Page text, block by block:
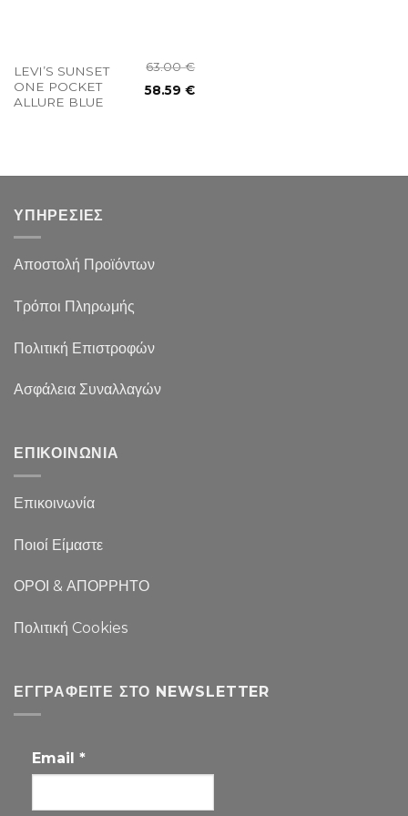
LEVI’S SUNSET
ONE POCKET
ALLURE BLUE
63.00€
58.59€
ΥΠΗΡΕΣΙΕΣ
Αποστολή Προϊόντων
Τρόποι Πληρωμής
Πολιτική Επιστροφών
Ασφάλεια Συναλλαγών
ΕΠΙΚΟΙΝΩΝΙΑ
Επικοινωνία
Ποιοί Είμαστε
ΟΡΟΙ & ΑΠΟΡΡΗΤΟ
Πολιτική Cookies
ΕΓΓΡΑΦΕΊΤΕ ΣΤΟ NEWSLETTER
Email *